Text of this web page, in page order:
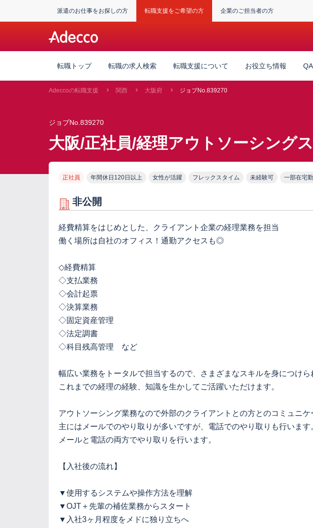
派遣のお仕事をお探しの方 転職支援をご希望の方 企業のご担当者の方
転職トップ 転職の求人検索 転職支援について お役立ち情報
Adeccoの転職支援 関西 大阪府 ジョブNo.839270
ジョブNo.839270
大阪/正社員/経理アウトソーシング
正社員 年間休日120日以上 女性が活躍 フレックスタイム 未経験可 一部在宅
非公開
経費精算をはじめとした、クライアント企業の経理業務を担当
働く場所は自社のオフィス！通勤アクセスも◎
◇経費精算
◇支払業務
◇会計起票
◇決算業務
◇固定資産管理
◇法定調書
◇科目残高管理 など
幅広い業務をトータルで担当するので、さまざまなスキルを身につけら
これまでの経理の経験、知識を生かしてご活躍いただけます。
アウトソーシング業務なので外部のクライアントとの方とのコミュニケ
主にはメールでのやり取りが多いですが、電話でのやり取りも行います
メールと電話の両方でやり取りを行います。
【入社後の流れ】
▼使用するシステムや操作方法を理解
▼OJT＋先輩の補佐業務からスタート
▼入社3ヶ月程度をメドに独り立ちへ